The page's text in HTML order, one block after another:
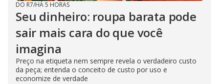
DO R7/HÁ 5 HORAS
Seu dinheiro: roupa barata pode
sair mais cara do que você
imagina
Preço na etiqueta nem sempre revela o verdadeiro custo
da peça; entenda o conceito de custo por uso e
economize de verdade